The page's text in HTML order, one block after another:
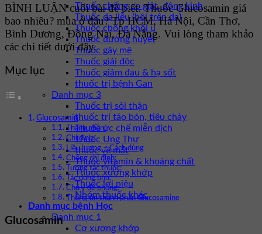
Thuốc chống co giật, động kinh
Thuốc da liễu (bôi trên da)
Thuốc chống khối u
Thuốc đường huyết
Thuốc gây mê
Thuốc giải độc
Thuốc giảm đau & hạ sốt
thuốc trị bệnh Gan
Danh mục 3
Thuốc trị sỏi thận
thuốc trị táo bón, tiêu chảy
Thuốc ức chế miễn dịch
Thuốc Ung Thư
thuốc về mắt
Thuốc vitamin & khoáng chất
Thuốc xương khớp
Thuốc lợi niệu
Nhóm thuốc khác
Danh mục bệnh Học
Danh mục 1
Cơ xương khớp
BÌNH LUẬN cuối bài để biết: Thuốc Glucosamin giá
bao nhiêu? mua ở đâu? Tp HCM, Hà Nội, Cần Thơ,
Bình Dương, Đồng Nai, Đà Nẵng. Vui lòng tham khảo
các chi tiết dưới đây.
Mục lục
Glucosamin
Thành phần:
Chỉ định:
Liều lượng – Cách dùng
Chống chỉ định:
Tương tác thuốc:
Tác dụng phụ:
Chú ý đề phòng:
Thông tin thành phần Glucosamine
Glucosamin